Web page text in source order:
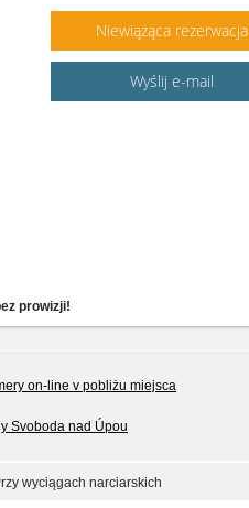
Niewiążąca rezerwacja
Wyślij e-mail
prowizji!
on-line v pobliżu miejsca
Svoboda nad Úpou
wyciągach narciarskich